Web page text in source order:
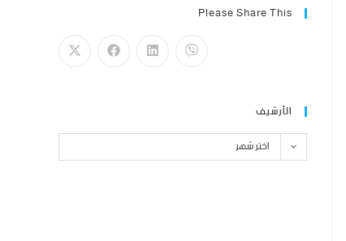
Please Share This
الأرشيف
اختر شهر